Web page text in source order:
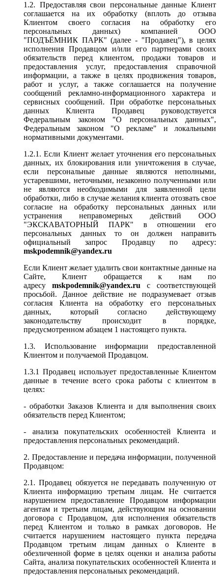
1.2. Предоставляя свои персональные данные Клиент
соглашается на их обработку (вплоть до отзыва
Клиентом своего согласия на обработку его
персональных данных) компанией ООО
"ПОДЪЁМНИК ПАРК" (далее - "Продавец"), в целях
исполнения Продавцом и/или его партнерами своих
обязательств перед клиентом, продажи товаров и
предоставления услуг, предоставления справочной
информации, а также в целях продвижения товаров,
работ и услуг, а также соглашается на получение
сообщений рекламно-информационного характера и
сервисных сообщений. При обработке персональных
данных Клиента Продавец руководствуется
Федеральным законом "О персональных данных",
Федеральным законом "О рекламе" и локальными
нормативными документами.
1.2.1. Если Клиент желает уточнения его персональных
данных, их блокирования или уничтожения в случае,
если персональные данные являются неполными,
устаревшими, неточными, незаконно полученными или
не являются необходимыми для заявленной цели
обработки, либо в случае желания клиента отозвать свое
согласие на обработку персональных данных или
устранения неправомерных действий ООО
"ЭКСКАВАТОРНЫЙ ПАРК" в отношении его
персональных данных то он должен направить
официальный запрос Продавцу по адресу:
mskpodemnik@yandex.ru
Если Клиент желает удалить свои контактные данные на
Сайте, Клиент обращается к нам по
адресу mskpodemnik@yandex.ru с соответствующей
просьбой. Данное действие не подразумевает отзыв
согласия Клиента на обработку его персональных
данных, который согласно действующему
законодательству происходит в порядке,
предусмотренном абзацем 1 настоящего пункта.
1.3. Использование информации предоставленной
Клиентом и получаемой Продавцом.
1.3.1 Продавец использует предоставленные Клиентом
данные в течение всего срока работы с клиентом в
целях:
- обработки Заказов Клиента и для выполнения своих
обязательств перед Клиентом;
- анализа покупательских особенностей Клиента и
предоставления персональных рекомендаций.
2. Предоставление и передача информации, полученной
Продавцом:
2.1. Продавец обязуется не передавать полученную от
Клиента информацию третьим лицам. Не считается
нарушением предоставление Продавцом информации
агентам и третьим лицам, действующим на основании
договора с Продавцом, для исполнения обязательств
перед Клиентом и только в рамках договоров. Не
считается нарушением настоящего пункта передача
Продавцом третьим лицам данных о Клиенте в
обезличенной форме в целях оценки и анализа работы
Сайта, анализа покупательских особенностей Клиента и
предоставления персональных рекомендаций.